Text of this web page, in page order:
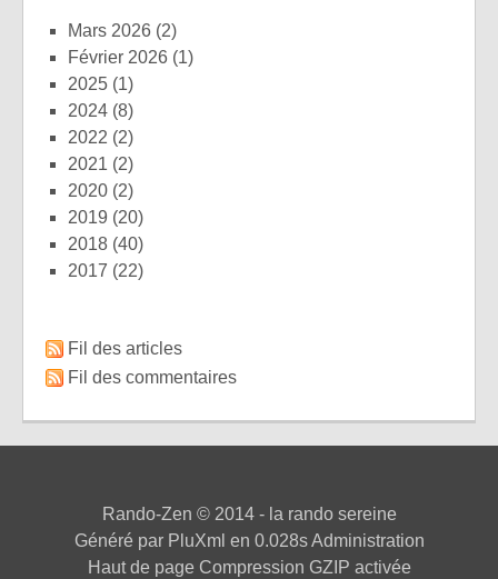
mars 2026 (2)
février 2026 (1)
2025 (1)
2024 (8)
2022 (2)
2021 (2)
2020 (2)
2019 (20)
2018 (40)
2017 (22)
Fil des articles
Fil des commentaires
Rando-Zen © 2014 - la rando sereine
Généré par PluXml en 0.028sAdministration
Haut de page Compression GZIP activée